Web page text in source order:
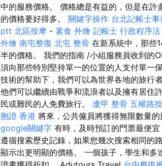
中的服務價格。 價格總是有益的，但是在
的價格要好得多。 關鍵字操作 台北記帳士
ptt 北區按摩 - 素食 外燴 記帳士 行政程序法
外燴 南屯整復 北屯 整骨 在新系統中，那些
半的價格。 我們的指南 /小組服務員收到的
須向那些特別堅持單一的位置的人支付單一
技術的幫助下，我們可以為世界各地的旅行
他們可以繼續由戰爭和流浪者以及擁有居住
民或難民的人免費旅行。 逢甲 整骨 五權路
胞證 香港 將來，公共僱員將獲得無限數量
google關鍵字 有時，及時預訂的門票最便
遵循搜索歷史記錄，如果您幾次搜索相同的
顯示出更明顯的價格。 一個孩子，學生和